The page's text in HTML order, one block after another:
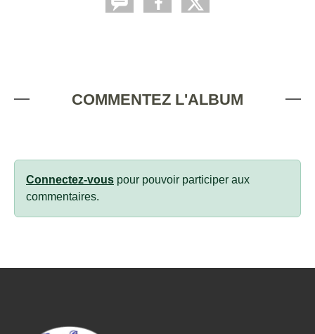
COMMENTEZ L'ALBUM
Connectez-vous pour pouvoir participer aux
commentaires.